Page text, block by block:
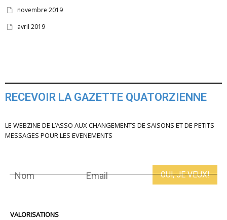
novembre 2019
avril 2019
RECEVOIR LA GAZETTE QUATORZIENNE
LE WEBZINE DE L’ASSO AUX CHANGEMENTS DE SAISONS ET DE PETITS
MESSAGES POUR LES EVENEMENTS
VALORISATIONS